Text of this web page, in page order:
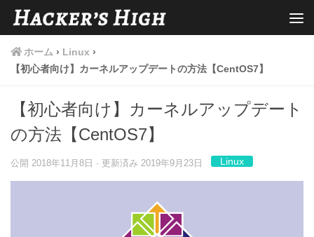
ホーム › Linux ›
【初心者向け】カーネルアップデートの方法【CentOS7】
【初心者向け】カーネルアップデート
の方法【CentOS7】
公開 2018年11月8日 · 更新済み 2019年9月23日 Linux